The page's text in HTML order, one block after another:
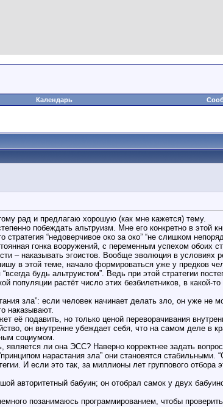
Календарь
рад и предлагаю хорошую (как мне кажется) тему.
побеждать альтруизм. Мне его конкретно в этой
“недоверчивое око за око” “не слишком
гонка вооружений, с переменным успехом обоих
– наказывать эгоистов. Вообще эволюция в
в этой теме, начало формироваться уже у предков
будь альтруистом”. Ведь при этой стратегии
популяции растёт число этих безбилетников, в
зла”: если человек начинает делать зло, он уже не
наказывают.
её подавить, но только ценой переворачивания
он внутренне убеждает себя, что на самом деле
социумом.
ли она ЭСС? Наверно корректнее задать вопрос
нарастания зла” они становятся стабильными.
И если это так, за миллионы лет группового
авторитетный бабуин; он отобрал самок у двух
позанимаюсь программированием, чтобы